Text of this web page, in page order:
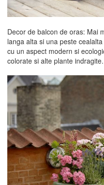
Decor de balcon de oras: Mai
langa alta si una peste
cu un aspect modern si
colorate si alte plante indragite.